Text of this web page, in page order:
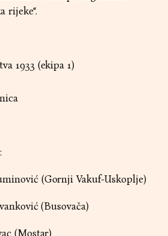
rijeke“.
1933 (ekipa 1)
(Gornji Vakuf-Uskoplje)
(Busovača)
(Mostar)